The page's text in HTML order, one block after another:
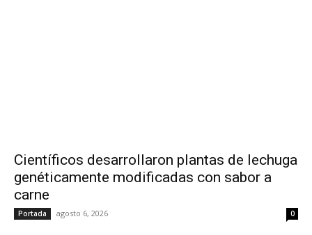
Científicos desarrollaron plantas de lechuga
genéticamente modificadas con sabor a
carne
Portada agosto 6, 2026 0